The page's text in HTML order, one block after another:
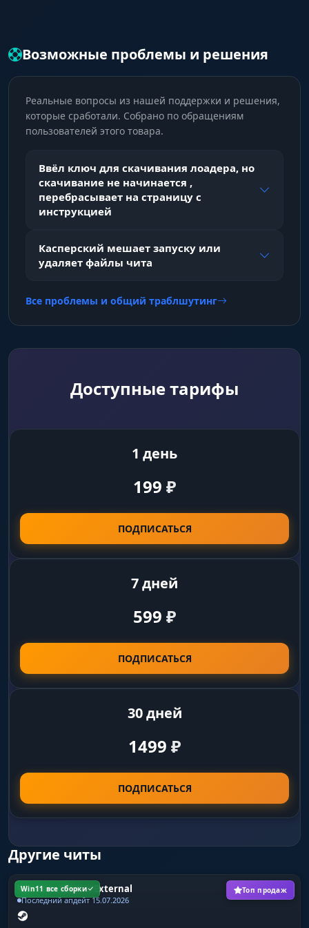
Возможные проблемы и решения
Реальные вопросы из нашей поддержки и решения,
которые сработали. Собрано по обращениям
пользователей этого товара.
Ввёл ключ для скачивания лоадера, но
скачивание не начинается ,
перебрасывает на страницу с
инструкцией
Касперский мешает запуску или
удаляет файлы чита
Все проблемы и общий траблшутинг
Доступные тарифы
1 день
199 ₽
ПОДПИСАТЬСЯ
7 дней
599 ₽
ПОДПИСАТЬСЯ
30 дней
1499 ₽
ПОДПИСАТЬСЯ
Другие читы
Win11 все сборки Топ продаж
Чит Раст Memez External
Последний апдейт 15.07.2026